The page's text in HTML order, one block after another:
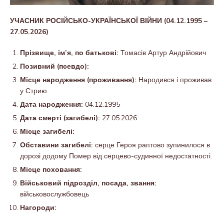
УЧАСНИК РОСІЙСЬКО-УКРАЇНСЬКОЇ ВІЙНИ (04.12.1995 –
27.05.2026)
Прізвище, ім’я, по батькові: Томасів Артур Андрійович
Позивний (псевдо):
Місце народження (проживання): Народився і проживав
у Стрию.
Дата народження: 04.12.1995
Дата смерті (загибелі): 27.05.2026
Місце загибелі:
Обставини загибелі: серце Героя раптово зупинилося в
дорозі додому Помер від серцево-судинної недостатності.
Місце поховання:
Військовий підрозділ, посада, звання:
військовослужбовець
Нагороди: